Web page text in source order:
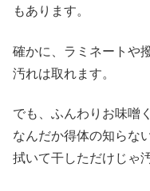
もあります。
確かに、ラミネートや
汚れは取れます。
でも、ふんわりお味噌
なんだか得体の知らな
拭いて干しただけじゃ